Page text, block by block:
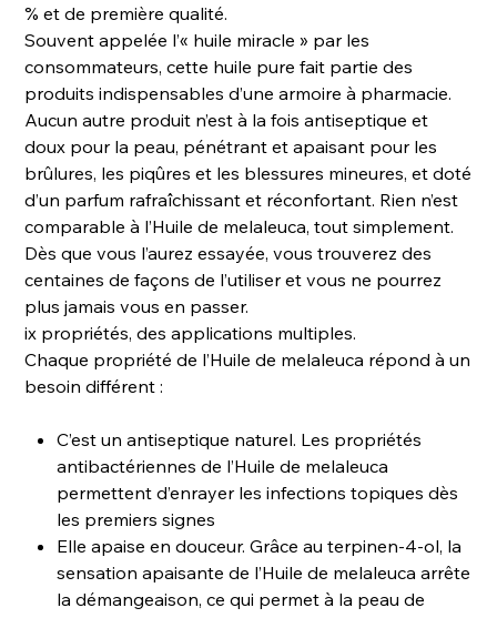
% et de première qualité.
Souvent appelée l’« huile miracle » par les
consommateurs, cette huile pure fait partie des
produits indispensables d’une armoire à pharmacie.
Aucun autre produit n’est à la fois antiseptique et
doux pour la peau, pénétrant et apaisant pour les
brûlures, les piqûres et les blessures mineures, et doté
d’un parfum rafraîchissant et réconfortant. Rien n’est
comparable à l’Huile de melaleuca, tout simplement.
Dès que vous l’aurez essayée, vous trouverez des
centaines de façons de l’utiliser et vous ne pourrez
plus jamais vous en passer.
ix propriétés, des applications multiples.
Chaque propriété de l’Huile de melaleuca répond à un
besoin différent :
C’est un antiseptique naturel. Les propriétés
antibactériennes de l’Huile de melaleuca
permettent d’enrayer les infections topiques dès
les premiers signes
Elle apaise en douceur. Grâce au terpinen-4-ol, la
sensation apaisante de l’Huile de melaleuca arrête
la démangeaison, ce qui permet à la peau de